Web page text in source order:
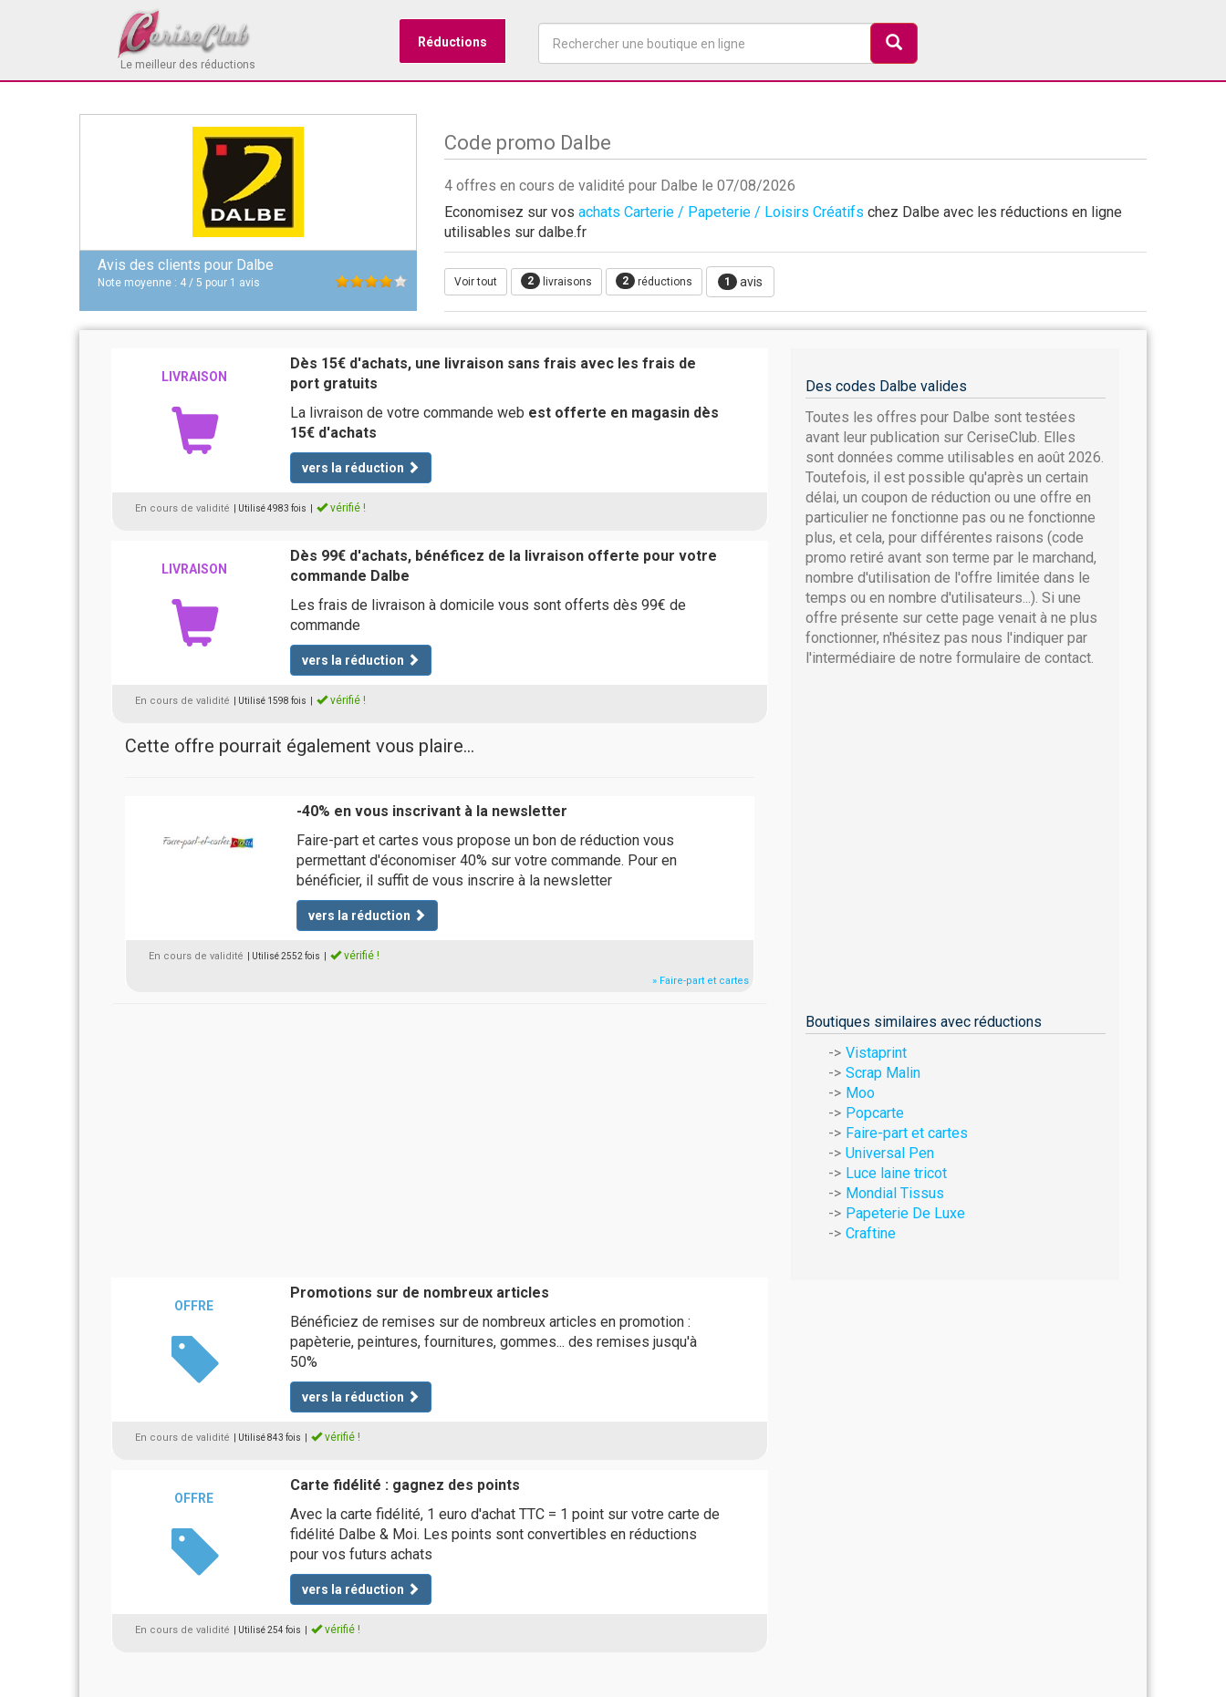
Le meilleur des réductions
Réductions
Avis des clients pour Dalbe
Note moyenne : 4 / 5 pour 1 avis
Code promo Dalbe
4 offres en cours de validité pour Dalbe le 07/08/2026
Economisez sur vos achats Carterie / Papeterie / Loisirs Créatifs chez Dalbe avec les réductions en ligne
utilisables sur dalbe.fr
Voir tout 2 livraisons 2 réductions 1 avis
LIVRAISON
Dès 15€ d'achats, une livraison sans frais avec les frais de
port gratuits
La livraison de votre commande web est offerte en magasin dès
15€ d'achats
vers la réduction
En cours de validité | Utilisé 4983 fois vérifié !
LIVRAISON
Dès 99€ d'achats, bénéficez de la livraison offerte pour votre
commande Dalbe
Les frais de livraison à domicile vous sont offerts dès 99€ de
commande
vers la réduction
En cours de validité | Utilisé 1598 fois vérifié !
Cette offre pourrait également vous plaire...
-40% en vous inscrivant à la newsletter
Faire-part et cartes vous propose un bon de réduction vous
permettant d'économiser 40% sur votre commande. Pour en
bénéficier, il suffit de vous inscrire à la newsletter
vers la réduction
En cours de validité | Utilisé 2552 fois vérifié !
» Faire-part et cartes
OFFRE
Promotions sur de nombreux articles
Bénéficiez de remises sur de nombreux articles en promotion :
papèterie, peintures, fournitures, gommes... des remises jusqu'à
50%
vers la réduction
En cours de validité | Utilisé 843 fois vérifié !
OFFRE
Carte fidélité : gagnez des points
Avec la carte fidélité, 1 euro d'achat TTC = 1 point sur votre carte de
fidélité Dalbe & Moi. Les points sont convertibles en réductions
pour vos futurs achats
vers la réduction
En cours de validité | Utilisé 254 fois vérifié !
Des codes Dalbe valides
Toutes les offres pour Dalbe sont testées
avant leur publication sur CeriseClub. Elles
sont données comme utilisables en août 2026.
Toutefois, il est possible qu'après un certain
délai, un coupon de réduction ou une offre en
particulier ne fonctionne pas ou ne fonctionne
plus, et cela, pour différentes raisons (code
promo retiré avant son terme par le marchand,
nombre d'utilisation de l'offre limitée dans le
temps ou en nombre d'utilisateurs...). Si une
offre présente sur cette page venait à ne plus
fonctionner, n'hésitez pas nous l'indiquer par
l'intermédiaire de notre formulaire de contact.
Boutiques similaires avec réductions
Vistaprint
Scrap Malin
Moo
Popcarte
Faire-part et cartes
Universal Pen
Luce laine tricot
Mondial Tissus
Papeterie De Luxe
Craftine